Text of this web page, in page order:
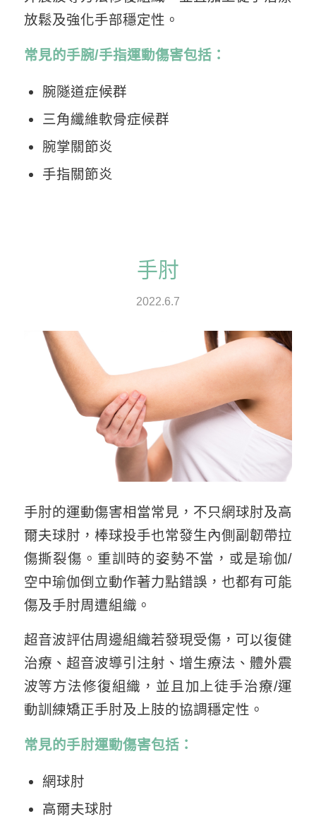
放鬆及強化手部穩定性。
常見的手腕/手指運動傷害包括：
腕隧道症候群
三角纖維軟骨症候群
腕掌關節炎
手指關節炎
手肘
2022.6.7
手肘的運動傷害相當常見，不只網球肘及高
爾夫球肘，棒球投手也常發生內側副韌帶拉
傷撕裂傷。重訓時的姿勢不當，或是瑜伽/
空中瑜伽倒立動作著力點錯誤，也都有可能
傷及手肘周遭組織。
超音波評估周邊組織若發現受傷，可以復健
治療、超音波導引注射、增生療法、體外震
波等方法修復組織，並且加上徒手治療/運
動訓練矯正手肘及上肢的協調穩定性。
常見的手肘運動傷害包括：
網球肘
高爾夫球肘